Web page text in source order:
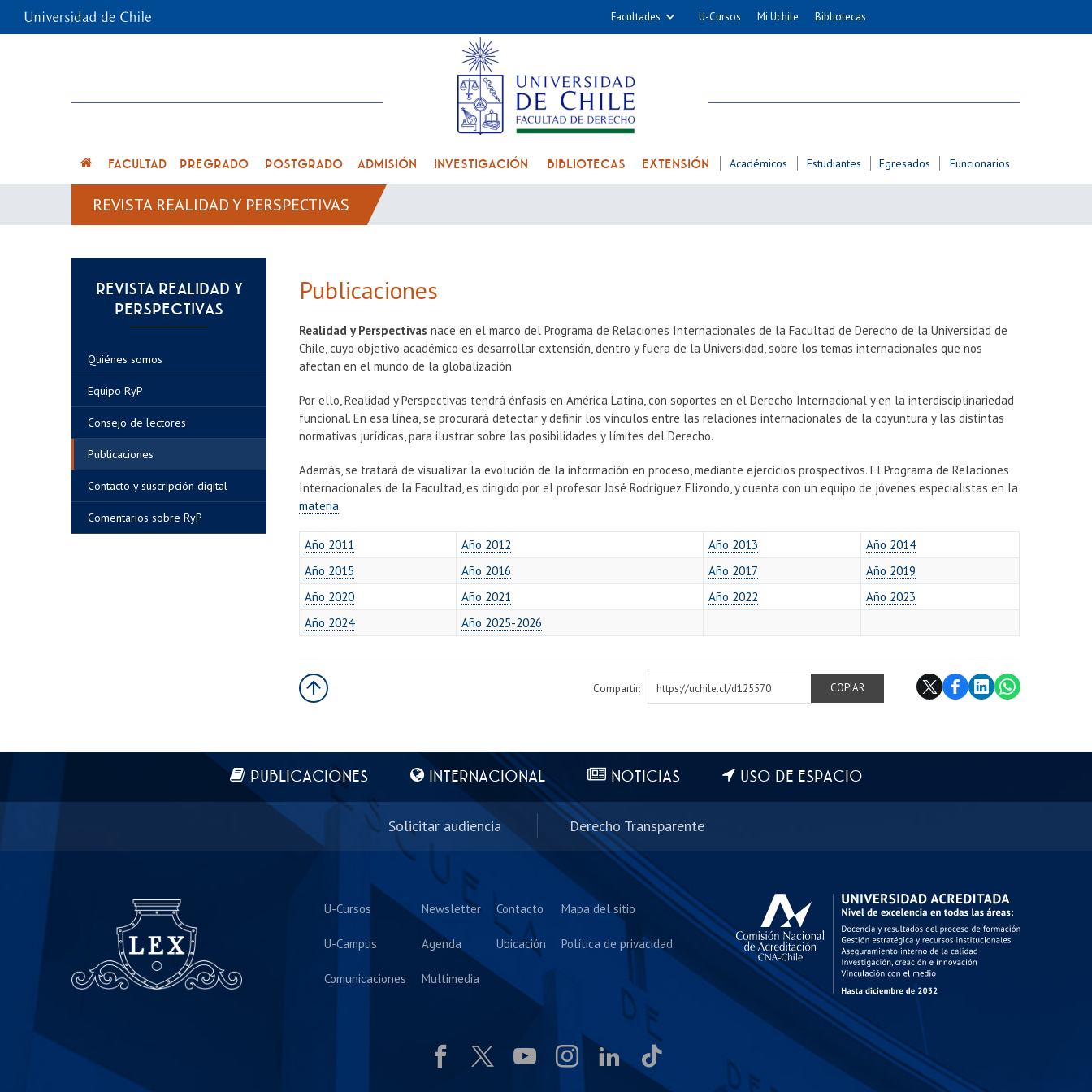
Facultades
Cs. Químicas y Farmacéuticas
Medicina
Odontología
U-Cursos Mi Uchile Bibliotecas
FACULTAD PREGRADO POSTGRADO ADMISIÓN INVESTIGACIÓN BIBLIOTECAS EXTENSIÓN Académicos Estudiantes Egresados Funcionarios
REVISTA REALIDAD Y PERSPECTIVAS
REVISTA REALIDAD Y
PERSPECTIVAS
Quiénes somos
Equipo RyP
Consejo de lectores
Publicaciones
Contacto y suscripción digital
Comentarios sobre RyP
Publicaciones
Realidad y Perspectivas nace en el marco del Programa de Relaciones Internacionales de la Facultad de Derecho de la Universidad de
Chile, cuyo objetivo académico es desarrollar extensión, dentro y fuera de la Universidad, sobre los temas internacionales que nos
afectan en el mundo de la globalización.
Por ello, Realidad y Perspectivas tendrá énfasis en América Latina, con soportes en el Derecho Internacional y en la interdisciplinariedad
funcional. En esa línea, se procurará detectar y definir los vínculos entre las relaciones internacionales de la coyuntura y las distintas
normativas jurídicas, para ilustrar sobre las posibilidades y límites del Derecho.
Además, se tratará de visualizar la evolución de la información en proceso, mediante ejercicios prospectivos. El Programa de Relaciones
Internacionales de la Facultad, es dirigido por el profesor José Rodríguez Elizondo, y cuenta con un equipo de jóvenes especialistas en la
materia.
Año 2011 Año 2012 Año 2013
Año 2014
Año 2015
Año 2016 Año 2017
Año 2019
Año 2020
Año 2021 Año 2022
Año 2023
Año 2024
Año 2025-2026
Compartir:
https://uchile.cl/d125570
COPIAR
PUBLICACIONES INTERNACIONAL NOTICIAS USO DE ESPACIO
Solicitar audiencia Derecho Transparente
U-Cursos
U-Campus
Comunicaciones
Newsletter
Agenda
Multimedia
Contacto
Ubicación
Mapa del sitio
Política de privacidad